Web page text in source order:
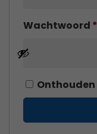
Wachtwoord *
Onthouden